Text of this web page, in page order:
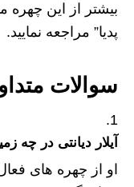
بیشتر از این چهره
پدیا” مراجعه نمایید.
سوالات
آیلار دیانتی در چه
او از چهره های